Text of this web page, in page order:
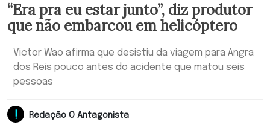
“Era pra eu estar junto”, diz produtor
que não embarcou em helicóptero
Victor Wao afirma que desistiu da viagem para Angra
dos Reis pouco antes do acidente que matou seis
pessoas
Redação O Antagonista